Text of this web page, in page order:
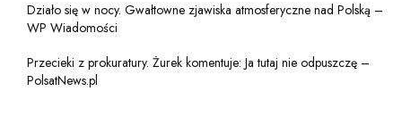
Działo się w nocy. Gwałtowne zjawiska atmosferyczne nad Polską –
WP Wiadomości
Przecieki z prokuratury. Żurek komentuje: Ja tutaj nie odpuszczę –
PolsatNews.pl